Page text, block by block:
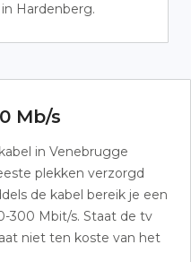
Hardenberg.
Mb/s
in Venebrugge
plekken verzorgd
de kabel bereik je een
300 Mbit/s. Staat de tv
niet ten koste van het